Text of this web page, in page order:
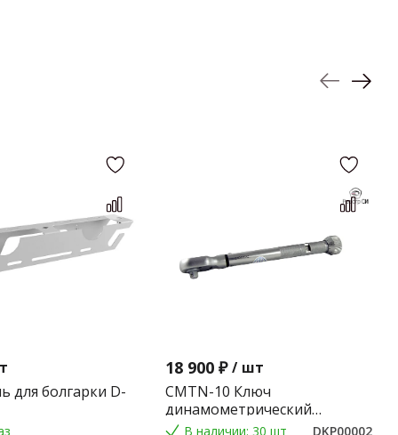
для болгарки D-
18 900 ₽ / шт
CMTN-10 Ключ
динамометрический
предельного типа 2-10 Nm.
В наличии: 30 шт
DKP00002